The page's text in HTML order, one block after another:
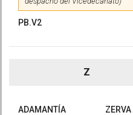
PB.V2
Z
ADAMANTÍA ZERVA